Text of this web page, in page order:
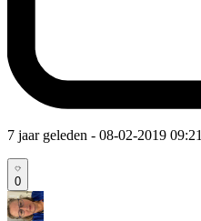
7 jaar geleden - 08-02-2019 09:21
0